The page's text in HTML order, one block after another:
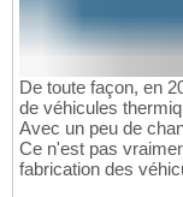
De toute façon, en
de véhicules
Avec un peu de
Ce n'est pas
fabrication des